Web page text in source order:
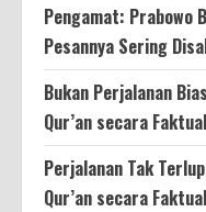
Pengamat: Prabowo
Pesannya Sering
Bukan Perjalanan
Qur’an secara
Perjalanan Tak
Qur’an secara